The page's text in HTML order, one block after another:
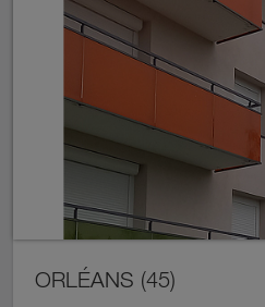
ORLÉANS (45)